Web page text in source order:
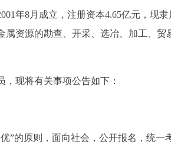
年8月成立，注册资本4.65亿元，现隶
属资源的勘查、开采、选冶、加工、贸
现将有关事项公告如下：
”的原则，面向社会，公开报名，统一